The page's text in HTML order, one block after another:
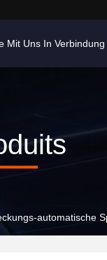
Mit Uns In Verbindung
automatische